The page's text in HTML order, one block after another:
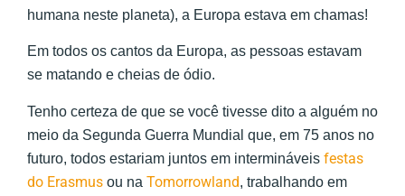
humana neste planeta), a Europa estava em chamas!
Em todos os cantos da Europa, as pessoas estavam
se matando e cheias de ódio.
Tenho certeza de que se você tivesse dito a alguém no
meio da Segunda Guerra Mundial que, em 75 anos no
futuro, todos estariam juntos em intermináveis festas
do Erasmus ou na Tomorrowland, trabalhando em